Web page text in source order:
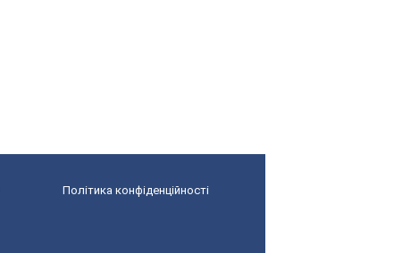
Політика конфіденційності